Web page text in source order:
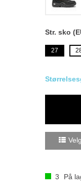
Str. sko
27
3 På